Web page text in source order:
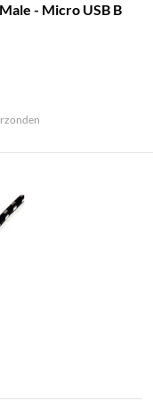
- Micro USB B